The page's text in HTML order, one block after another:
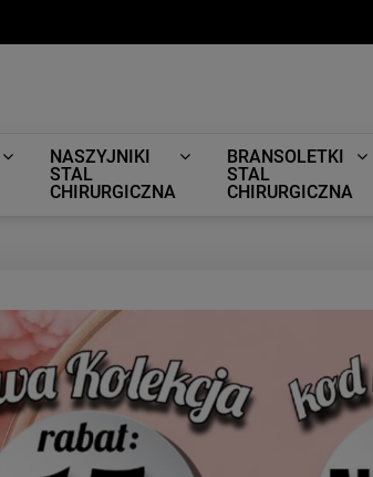
NASZYJNIKI
STAL
CHIRURGICZNA
BRANSOLETKI
STAL
CHIRURGICZNA